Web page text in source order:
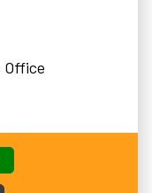
Office